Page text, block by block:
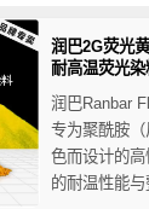
亮均匀、视
润巴2G荧光
耐高温荧光染
润巴Ranbar
专为聚酰胺
色而设计的
的耐温性能与